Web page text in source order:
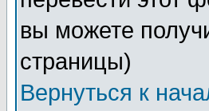
вы можете
страницы)
Вернуться к